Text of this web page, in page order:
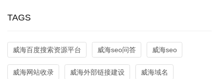
TAGS
威海百度搜索资源平台 威海seo问答 威海seo
威海网站收录 威海外部链接建设 威海域名